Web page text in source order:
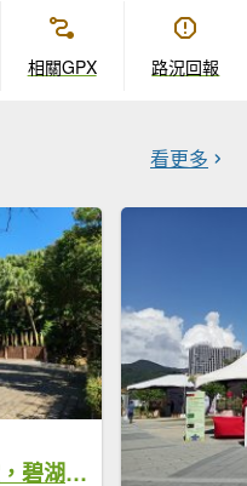
相關GPX 路況回報
看更多
內湖獅頭山，郭子儀紀念堂，碧湖公園環山步道，樹梅古道，大港墘公園，明美公園